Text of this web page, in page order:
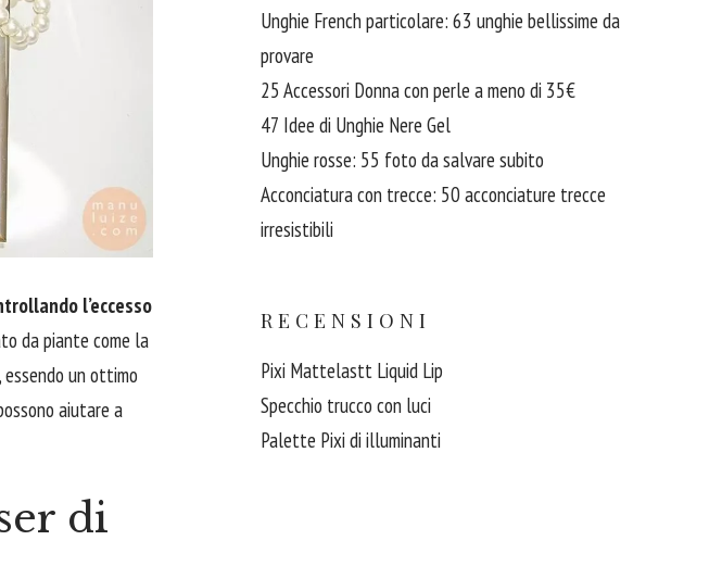
l’eccesso
da piante come la
essendo un ottimo
aiutare a
di
Unghie French particolare: 63 unghie bellissime da
provare
25 Accessori Donna con perle a meno di 35€
47 Idee di Unghie Nere Gel
Unghie rosse: 55 foto da salvare subito
Acconciatura con trecce: 50 acconciature trecce
irresistibili
RECENSIONI
Pixi Mattelastt Liquid Lip
Specchio trucco con luci
Palette Pixi di illuminanti